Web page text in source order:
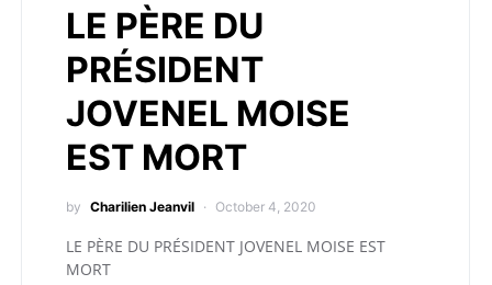
LE PÈRE DU
PRÉSIDENT
JOVENEL MOISE
EST MORT
by Charilien Jeanvil October 4, 2020
LE PÈRE DU PRÉSIDENT JOVENEL MOISE EST
MORT